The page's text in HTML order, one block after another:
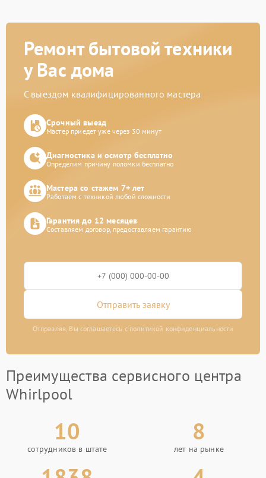
Ремонт бытовой техники
у Вас дома
С выездом квалифицированного мастера
Срочный выезд
Мастер приедет уже через 30 минут
Диагностика и осмотр бесплатно
Определим причину поломки бесплатно
Мастера со стажем 7+ лет
Работаем с техникой любой сложности
Гарантия до 12 месяцев
Составляем договор, предоставляем гарантию
Отправить заявку
Отправляя, Вы соглашаетесь с политикой конфиденциальности
Преимущества сервисного центра
Whirlpool
10
сотрудников в штате
8
лет на рынке